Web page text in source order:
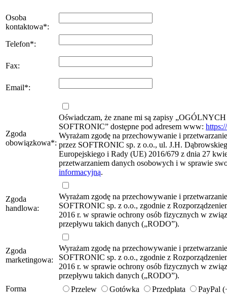
Osoba
kontaktowa*:
Telefon*:
Fax:
Email*:
Zgoda
obowiązkowa*:
Oświadczam, że znane mi są zapisy
SOFTRONIC” dostępne pod adresem www:
Wyrażam zgodę na przechowywanie i
przez SOFTRONIC sp. z o.o., ul. J.H.
Europejskiego i Rady (UE) 2016/679 z dnia 27
przetwarzaniem danych osobowych i w sprawie
informacyjną.
Zgoda
handlowa:
Wyrażam zgodę na przechowywanie i
SOFTRONIC sp. z o.o., zgodnie z
2016 r. w sprawie ochrony osób fizycznych w
przepływu takich danych („RODO”).
Zgoda
marketingowa:
Wyrażam zgodę na przechowywanie i
SOFTRONIC sp. z o.o., zgodnie z
2016 r. w sprawie ochrony osób fizycznych w
przepływu takich danych („RODO”).
Forma
Przelew Gotówka Przedpłata PayPal